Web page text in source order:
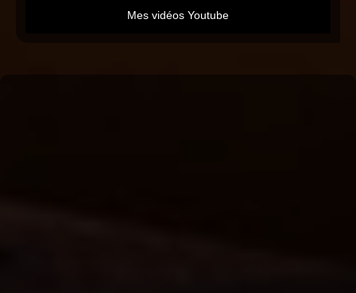
Mes vidéos Youtube